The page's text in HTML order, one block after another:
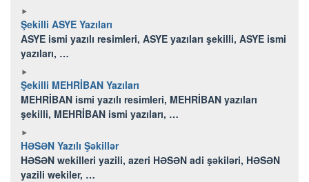
Şekilli ASYE Yazıları
ASYE ismi yazılı resimleri, ASYE yazıları şekilli, ASYE ismi
yazıları, …
Şekilli MEHRİBAN Yazıları
MEHRİBAN ismi yazılı resimleri, MEHRİBAN yazıları
şekilli, MEHRİBAN ismi yazıları, …
HƏSƏN Yazılı Şəkillər
HƏSƏN wekilleri yazili, azeri HƏSƏN adi şəkiləri, HƏSƏN
yazili wekiler, …